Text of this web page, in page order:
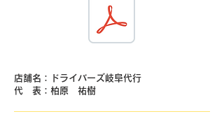
店舗名：ドライバーズ岐阜代行
代 表：柏原 祐樹